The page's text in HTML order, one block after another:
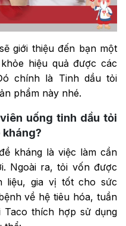
giới thiệu đến bạn một
hiệu quả được các
chính là Tinh dầu tỏi
phẩm này nhé.
uống tinh dầu tỏi
kháng?
kháng là việc làm cần
Ngoài ra, tỏi vốn được
liệu, gia vị tốt cho sức
về hệ tiêu hóa, tuần
Taco thích hợp sử dụng